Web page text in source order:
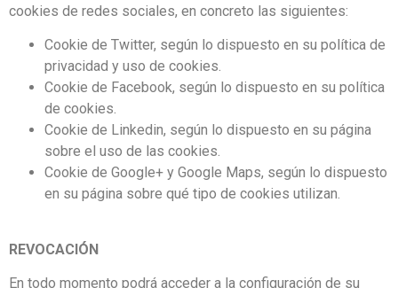
cookies de redes sociales, en concreto las siguientes:
Cookie de Twitter, según lo dispuesto en su política de
privacidad y uso de cookies.
Cookie de Facebook, según lo dispuesto en su política
de cookies.
Cookie de Linkedin, según lo dispuesto en su página
sobre el uso de las cookies.
Cookie de Google+ y Google Maps, según lo dispuesto
en su página sobre qué tipo de cookies utilizan.
REVOCACIÓN
En todo momento podrá acceder a la configuración de su